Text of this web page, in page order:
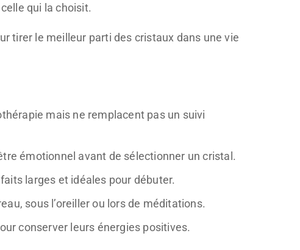
qui la choisit.
tirer le meilleur parti des cristaux dans une vie
mais ne remplacent pas un suivi
émotionnel avant de sélectionner un cristal.
larges et idéales pour débuter.
sous l’oreiller ou lors de méditations.
conserver leurs énergies positives.